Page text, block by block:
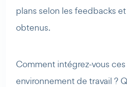
plans selon les feedbacks
obtenus.
Comment intégrez-vous
environnement de travail ?